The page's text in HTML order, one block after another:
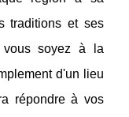
traditions et ses
vous soyez à la
d'un lieu
répondre à vos